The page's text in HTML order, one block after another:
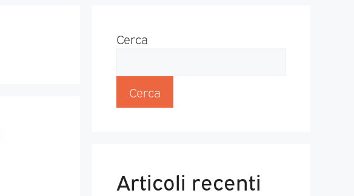
Cerca
Cerca
Articoli recenti